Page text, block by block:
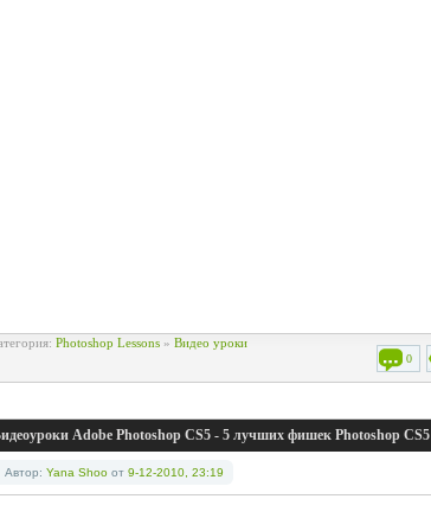
Photoshop Lessons» Видео уроки
0
Adobe Photoshop CS5 - 5 лучших фишек Photoshop CS5
Автор: Yana Shooот 9-12-2010, 23:19